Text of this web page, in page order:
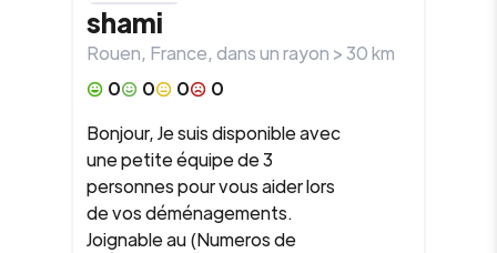
shami
Rouen, France, dans un rayon >30km
0
0 0
0
Bonjour, Je suis disponible avec
une petite équipe de 3
personnes pour vous aider lors
de vos déménagements.
Joignable au (Numeros de